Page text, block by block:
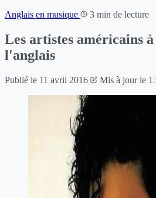
Anglais en musique
3 min de lecture
Les artistes américains
l'anglais
Publié le 11 avril 2016 Mis à jour le